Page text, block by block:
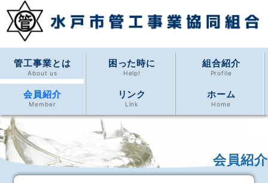
管工事業とは
About us
困った時に
Help!
組合紹介
Profile
会員紹介
Member
リンク
Link
ホーム
Home
会員紹介